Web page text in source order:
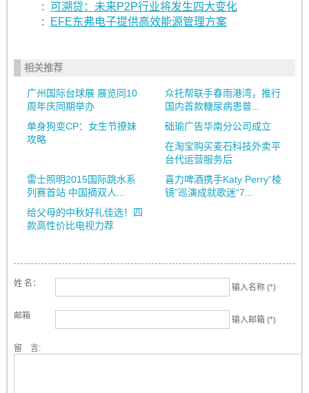
: 可溯贷：未来P2P行业将发生四大变化
:
EFE东弗电子提供高效能源管理方案
相关推荐
广州国际台球展 展览同10
周年庆同期举办
众托帮联手春雨港湾，推行
国内首款糖尿病患普...
单身狗变CP：女生节撩妹
攻略
础瑜广告华南分公司成立
在淘宝购买麦石科技外卖平
台代运营服务后
雷士照明2015国际跳水系
列赛首站 中国摘双人...
喜力啤酒携手Katy Perry“棱
镜”巡演成就歌迷“7...
给父母的中秋好礼佳选！四
款高性价比电视力荐
姓 名： 输入名称 (*)
邮箱 输入邮箱 (*)
留 言: